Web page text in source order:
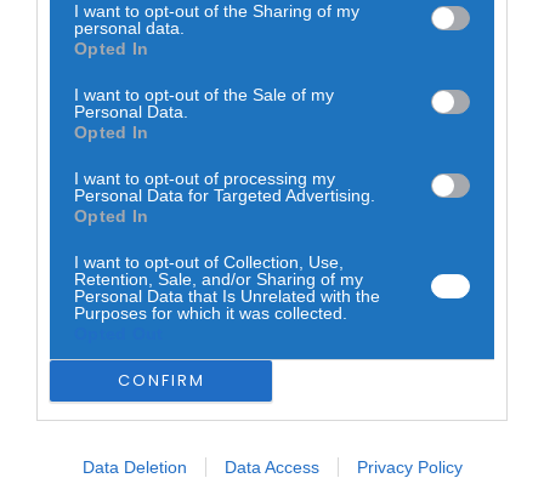
I want to opt-out of the Sharing of my
personal data.
Opted In
I want to opt-out of the Sale of my
Personal Data.
Opted In
I want to opt-out of processing my
Personal Data for Targeted Advertising.
Opted In
I want to opt-out of Collection, Use,
Retention, Sale, and/or Sharing of my
Personal Data that Is Unrelated with the
Purposes for which it was collected.
CONFIRM
Data Deletion Data Access Privacy Policy
Edition do Portugal Burger Cup: oito
países, oito hambúrgueres e um vencedor
escolhido pelo público
2 DE AGOSTO, 2026
ASAE deteta infrações em fiscalização a
estações de comboios e terminais de
expressos
27 DE JULHO, 2026